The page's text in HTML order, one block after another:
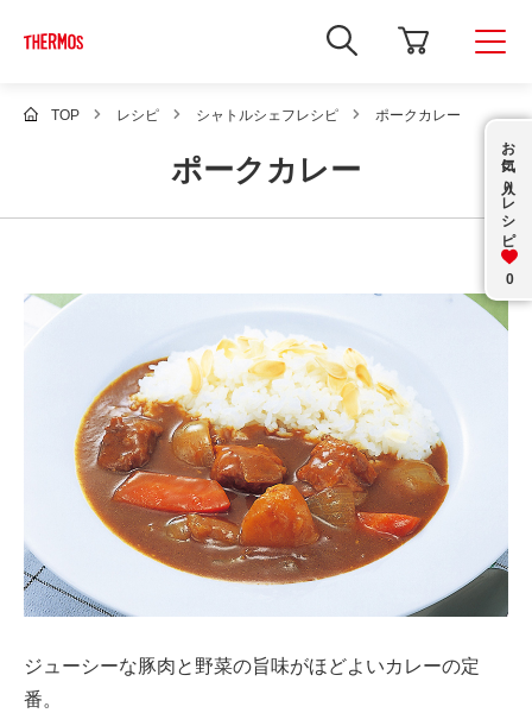
新
し
ィ
ン
ウ
サ
検
索
開
き
ま
す
TOP レシピ シャトルシェフレシピ ポークカレー
ポークカレー お気に入り
レシピ
0
ジューシーな豚肉と野菜の旨味がほどよいカレーの定
番。